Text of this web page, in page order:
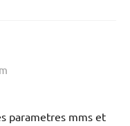
parametres mms et